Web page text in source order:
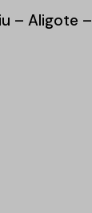
– Aligote –